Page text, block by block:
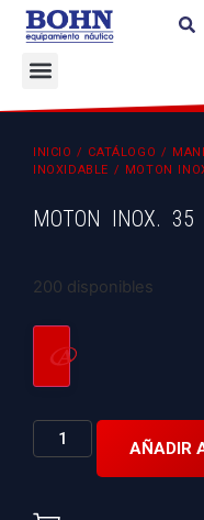
INICIO / CATÁLOGO /
INOXIDABLE / MOTON
MOTON INOX. 35
200 disponibles
AÑADIR